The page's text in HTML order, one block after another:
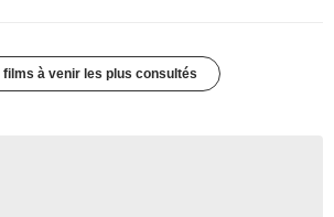
films à venir les plus consultés